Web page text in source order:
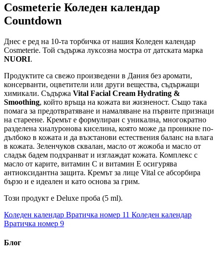
Cosmeterie Коледен календар
Countdown
Днес е ред на 10-та торбичка от нашия Коледен календар
Cosmeterie. Той съдържа луксозна мостра от датската марка
NUORI.
Продуктите са свежо произведени в Дания без аромати,
консерванти, оцветители или други вещества, съдържащи
химикали. Съдържа Vital Facial Cream Hydrating &
Smoothing, който връща на кожата ви жизненост. Също така
помага за предотвратяване и намаляване на първите признаци
на стареене. Кремът е формулиран с уникална, многократно
разделена хиалуронова киселина, която може да проникне по-
дълбоко в кожата и да възстанови естествения баланс на влага
в кожата. Зеленчуков сквалан, масло от жожоба и масло от
сладък бадем подхранват и изглаждат кожата. Комплекс с
масло от карите, витамин С и витамин Е осигурява
антиоксидантна защита. Кремът за лице Vital се абсорбира
бързо и е идеален и като основа за грим.
Този продукт е Deluxe проба (5 ml).
Коледен календар Вратичка номер 11 Коледен календар
Вратичка номер 9
Блог